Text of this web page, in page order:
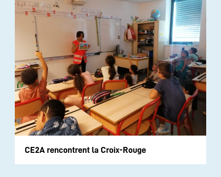
CE2A rencontrent la Croix-Rouge